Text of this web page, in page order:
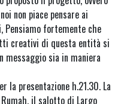
non piace pensare ai
Pensiamo fortemente che
creativi di questa entità si
messaggio sia in maniera
la presentazione h.21.30. La
il salotto di Largo